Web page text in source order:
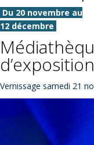
Du 20 novembre au
12 décembre
d’exposition
Vernissage samedi 21